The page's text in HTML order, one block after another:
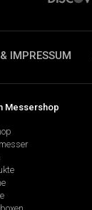
IMPRESSUM
Messershop